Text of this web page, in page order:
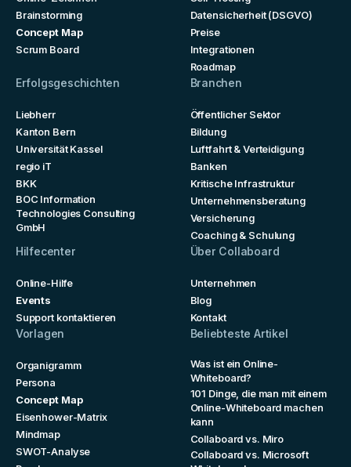
Brainstorming
Concept Map
Scrum Board
Datensicherheit (DSGVO)
Preise
Integrationen
Roadmap
Erfolgsgeschichten
Liebherr
Kanton Bern
Universität Kassel
regio iT
BKK
BOC Information
Technologies Consulting
GmbH
Branchen
Öffentlicher Sektor
Bildung
Luftfahrt & Verteidigung
Banken
Kritische Infrastruktur
Unternehmensberatung
Versicherung
Coaching & Schulung
Hilfecenter
Online-Hilfe
Events
Support kontaktieren
Über Collaboard
Unternehmen
Blog
Kontakt
Vorlagen
Organigramm
Persona
Concept Map
Eisenhower-Matrix
Mindmap
SWOT-Analyse
Beliebteste Artikel
Was ist ein Online-
Whiteboard?
101 Dinge, die man mit einem
Online-Whiteboard machen
kann
Collaboard vs. Miro
Collaboard vs. Microsoft